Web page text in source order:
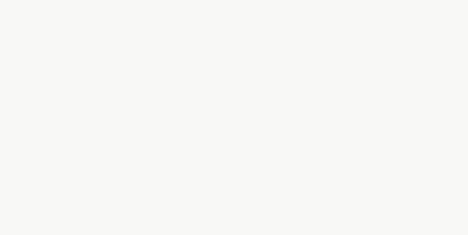
компоненты играют важную